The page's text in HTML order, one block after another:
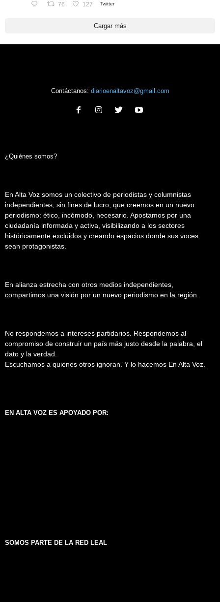
76 127 Twitter
Cargar más
Contáctanos: diarioenaltavoz@gmail.com
¿Quiénes somos?
En Alta Voz somos un colectivo de periodistas y columnistas
independientes, sin fines de lucro, que creemos en un nuevo
periodismo: ético, incómodo, necesario. Apostamos por una
ciudadanía informada y activa, visibilizando a los sectores
históricamente excluidos y creando espacios donde sus voces
sean protagonistas.
En alianza estrecha con otros medios independientes,
compartimos una visión por un nuevo periodismo en la región.
No respondemos a intereses partidarios. Respondemos al
compromiso de construir un país más justo desde la palabra, el
dato y la verdad.
Escuchamos a quienes otros ignoran. Y lo hacemos En Alta Voz.
EN ALTA VOZ ES APOYADO POR:
SOMOS PARTE DE LA RED LEAL